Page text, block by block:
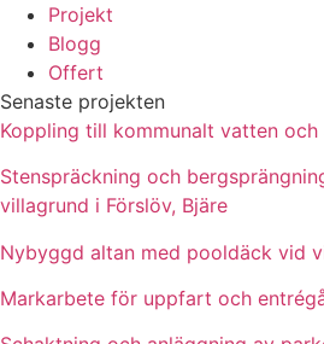
Projekt
Blogg
Offert
Senaste projekten
Koppling till kommunalt vatten och
Stenspräckning och
villagrund i Förslöv, Bjäre
Nybyggd altan med pooldäck vid
Markarbete för uppfart och